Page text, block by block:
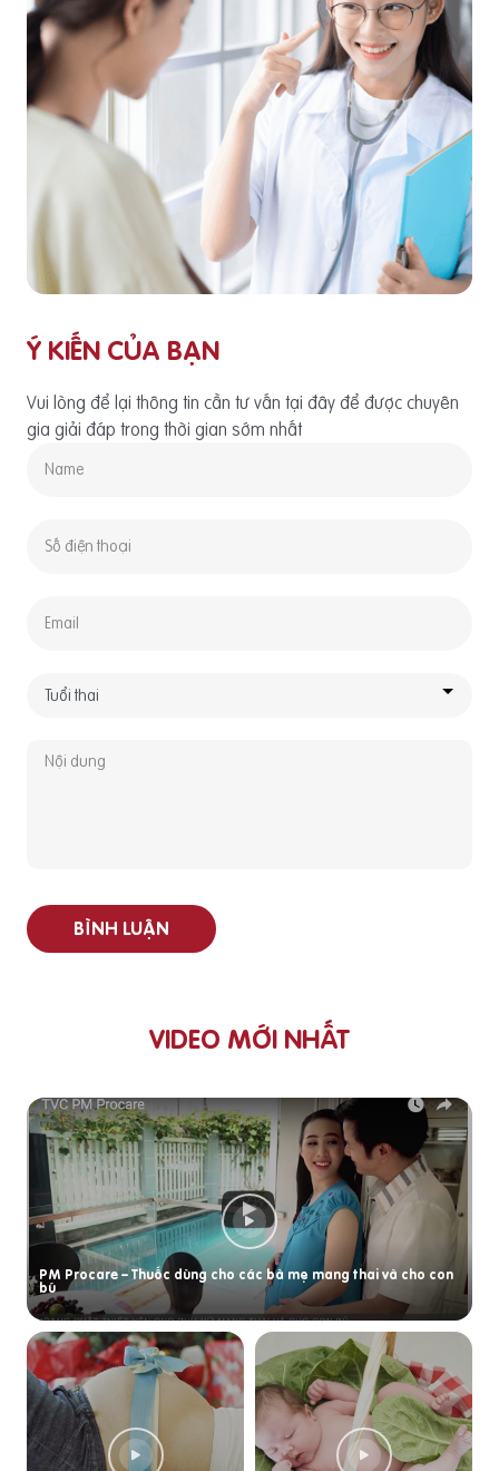
Ý KIẾN CỦA BẠN
Vui lòng để lại thông tin cần tư vấn tại đây để được chuyên
gia giải đáp trong thời gian sớm nhất
BÌNH LUẬN
VIDEO MỚI NHẤT
PM Procare – Thuốc dùng cho các bà mẹ mang thai và cho con
bú